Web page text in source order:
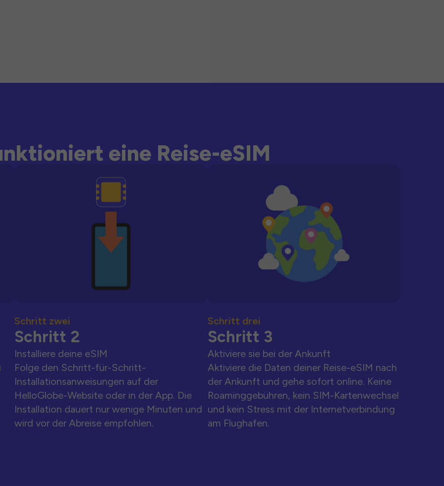
eine Reise-eSIM
Schritt zwei
Schritt 2
Installiere deine eSIM
Folge den Schritt-für-Schritt-
Installationsanweisungen auf der
HelloGlobe-Website oder in der App. Die
Installation dauert nur wenige Minuten und
wird vor der Abreise empfohlen.
Schritt drei
Schritt 3
Aktiviere sie bei der Ankunft
Aktiviere die Daten deiner Reise-eSIM nach
der Ankunft und gehe sofort online. Keine
Roaminggebühren, kein SIM-Kartenwechsel
und kein Stress mit der Internetverbindung
am Flughafen.